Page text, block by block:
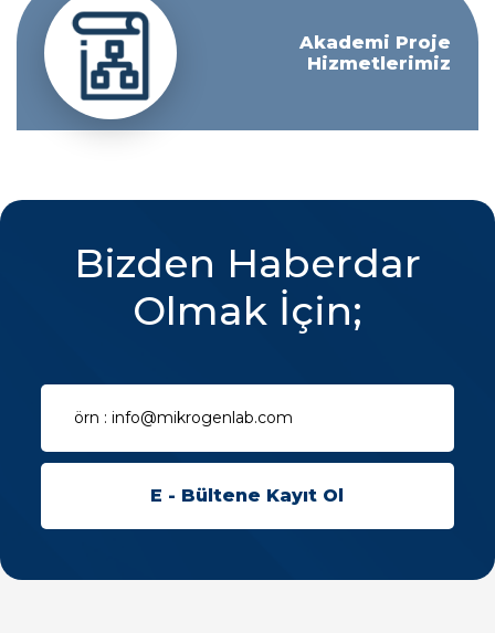
Akademi Proje
Hizmetlerimiz
Bizden Haberdar
Olmak İçin;